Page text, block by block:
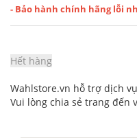
- Bảo hành chính hãng lỗi
Hết hàng
Wahlstore.vn hỗ trợ dịch
Vui lòng chia sẻ trang đến